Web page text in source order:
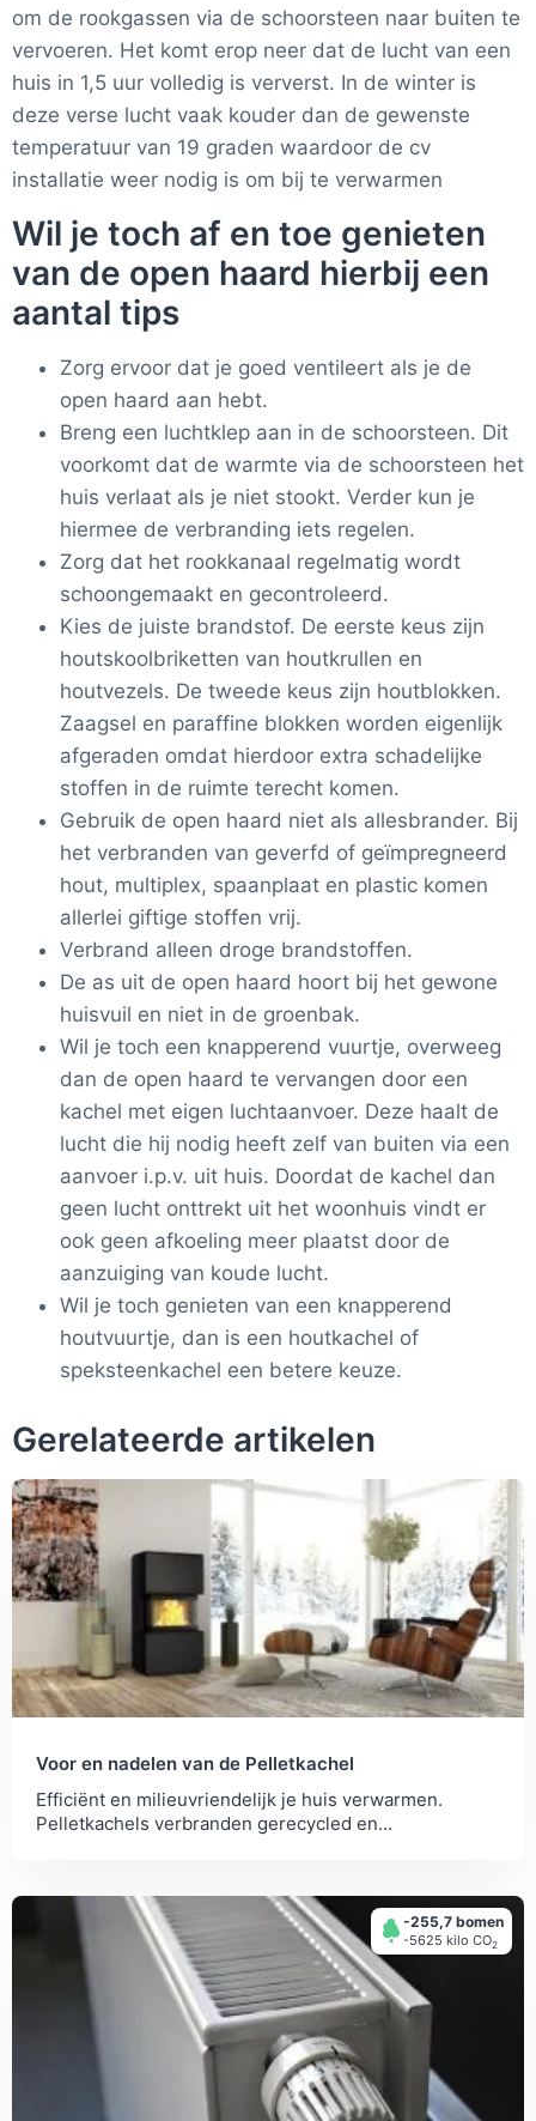
om de rookgassen via de schoorsteen naar buiten te
vervoeren. Het komt erop neer dat de lucht van een
huis in 1,5 uur volledig is ververst. In de winter is
deze verse lucht vaak kouder dan de gewenste
temperatuur van 19 graden waardoor de cv
installatie weer nodig is om bij te verwarmen
Wil je toch af en toe genieten
van de open haard hierbij een
aantal tips
Zorg ervoor dat je goed ventileert als je de
open haard aan hebt.
Breng een luchtklep aan in de schoorsteen. Dit
voorkomt dat de warmte via de schoorsteen het
huis verlaat als je niet stookt. Verder kun je
hiermee de verbranding iets regelen.
Zorg dat het rookkanaal regelmatig wordt
schoongemaakt en gecontroleerd.
Kies de juiste brandstof. De eerste keus zijn
houtskoolbriketten van houtkrullen en
houtvezels. De tweede keus zijn houtblokken.
Zaagsel en paraffine blokken worden eigenlijk
afgeraden omdat hierdoor extra schadelijke
stoffen in de ruimte terecht komen.
Gebruik de open haard niet als allesbrander. Bij
het verbranden van geverfd of geïmpregneerd
hout, multiplex, spaanplaat en plastic komen
allerlei giftige stoffen vrij.
Verbrand alleen droge brandstoffen.
De as uit de open haard hoort bij het gewone
huisvuil en niet in de groenbak.
Wil je toch een knapperend vuurtje, overweeg
dan de open haard te vervangen door een
kachel met eigen luchtaanvoer. Deze haalt de
lucht die hij nodig heeft zelf van buiten via een
aanvoer i.p.v. uit huis. Doordat de kachel dan
geen lucht onttrekt uit het woonhuis vindt er
ook geen afkoeling meer plaatst door de
aanzuiging van koude lucht.
Wil je toch genieten van een knapperend
houtvuurtje, dan is een houtkachel of
speksteenkachel een betere keuze.
Gerelateerde artikelen
Voor en nadelen van de Pelletkachel
Efficiënt en milieuvriendelijk je huis verwarmen.
Pelletkachels verbranden gerecycled en
-255,7 bomen
-5625 kilo СО2